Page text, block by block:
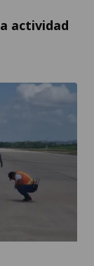
actividad